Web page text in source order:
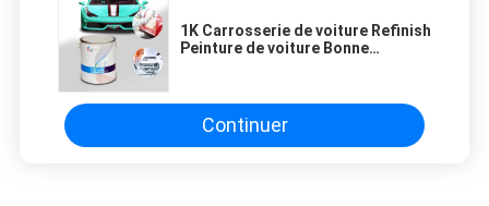
1K Carrosserie de voiture Refinish
Peinture de voiture Bonne
Continuer